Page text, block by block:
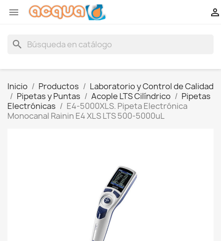
 
search
Inicio Productos
Laboratorio y Control de Calidad
Pipetas y Puntas
Acople LTS Cilíndrico
Pipetas
Electrónicas
E4-5000XLS. Pipeta Electrónica
Monocanal Rainin E4 XLS LTS 500-5000uL